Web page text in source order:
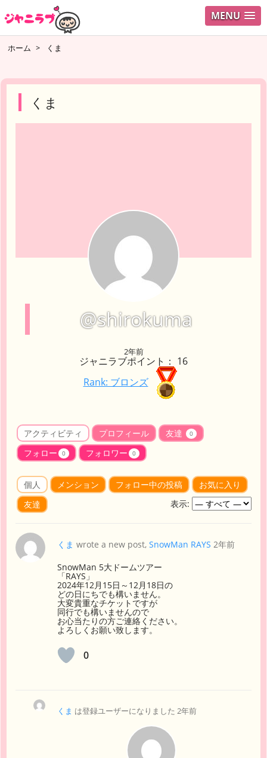
MENU ログイ
ホーム > くま
くま
@shirokuma
2年前
ジャニラブポイント： 16
Rank: ブロンズ
アクティビティ プロフィール 友達 0
フォロー 0 フォロワー 0
個人 メンション フォロー中の投稿
お気に入り
友達
表示:
くま wrote a new post, SnowMan RAYS 2年前
SnowMan 5大ドームツアー
「RAYS」
2024年12月15日～12月18日の
どの日にちでも構いません。
大変貴重なチケットですが
同行でも構いませんので
お心当たりの方ご連絡ください。
よろしくお願い致します。
0
くま は登録ユーザーになりました 2年前